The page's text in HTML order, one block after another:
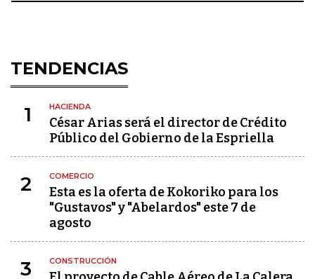
TENDENCIAS
1 HACIENDA
César Arias será el director de Crédito
Público del Gobierno de la Espriella
2 COMERCIO
Esta es la oferta de Kokoriko para los
"Gustavos" y "Abelardos" este 7 de
agosto
3 CONSTRUCCIÓN